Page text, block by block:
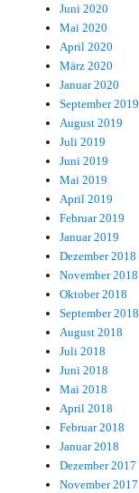
Juni 2020
Mai 2020
April 2020
März 2020
Januar 2020
September 2019
August 2019
Juli 2019
Juni 2019
Mai 2019
April 2019
Februar 2019
Januar 2019
Dezember 2018
November 2018
Oktober 2018
September 2018
August 2018
Juli 2018
Juni 2018
Mai 2018
April 2018
Februar 2018
Januar 2018
Dezember 2017
November 2017